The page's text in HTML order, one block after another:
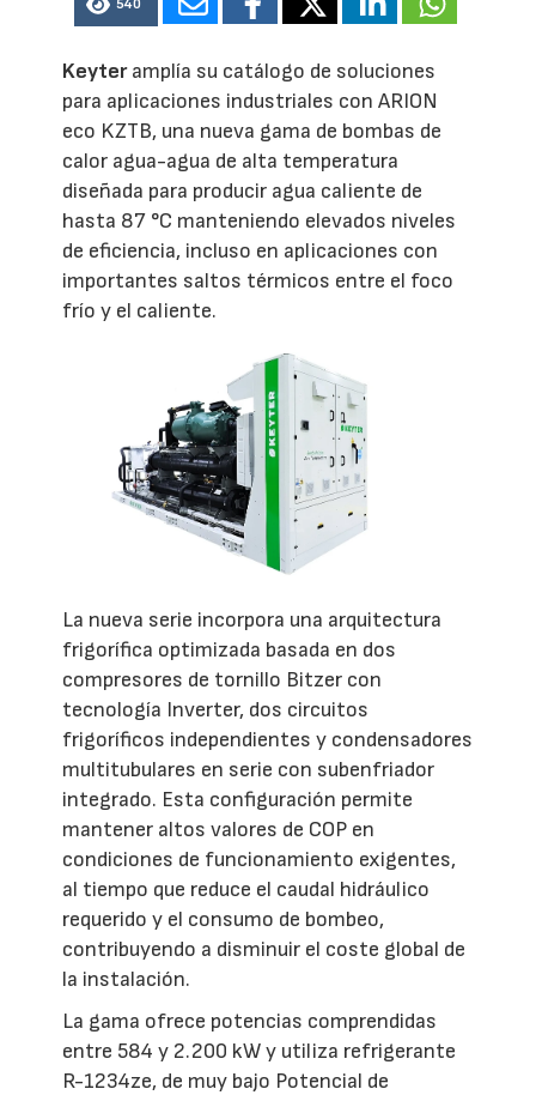
540
Keyteramplía su catálogo de soluciones
para aplicaciones industriales con ARION
eco KZTB, una nueva gama de bombas de
calor agua-agua de alta temperatura
diseñada para producir agua caliente de
hasta 87 °C manteniendo elevados niveles
de eficiencia, incluso en aplicaciones con
importantes saltos térmicos entre el foco
frío y el caliente.
La nueva serie incorpora una arquitectura
frigorífica optimizada basada en dos
compresores de tornillo Bitzer con
tecnología Inverter, dos circuitos
frigoríficos independientes y condensadores
multitubulares en serie con subenfriador
integrado. Esta configuración permite
mantener altos valores de COP en
condiciones de funcionamiento exigentes,
al tiempo que reduce el caudal hidráulico
requerido y el consumo de bombeo,
contribuyendo a disminuir el coste global de
la instalación.
La gama ofrece potencias comprendidas
entre 584 y 2.200 kW y utiliza refrigerante
R-1234ze, de muy bajo Potencial de